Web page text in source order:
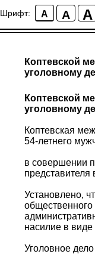
Шрифт: A A A
Коптевской
уголовному
Коптевской
уголовному
Коптевская
54-летнего
в совершении
Установлено,
общественного
насилие в
Уголовное